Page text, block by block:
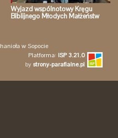
Wyjazd wspólnotowy Kręgu
Biblijnego Młodych Małżeństw
w Sopocie
Platforma: ISP 3.21.0
bystrony-parafialne.pl